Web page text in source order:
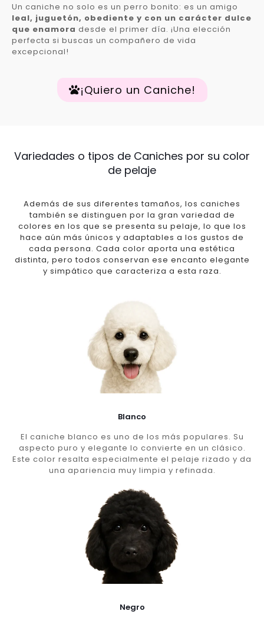
Un caniche no solo es un perro bonito: es un amigo
leal, juguetón, obediente y con un carácter dulce
que enamora desde el primer día. ¡Una elección
perfecta si buscas un compañero de vida
excepcional!
¡Quiero un Caniche!
Variedades o tipos de Caniches por su color
de pelaje
Además de sus diferentes tamaños, los caniches
también se distinguen por la gran variedad de
colores en los que se presenta su pelaje, lo que los
hace aún más únicos y adaptables a los gustos de
cada persona. Cada color aporta una estética
distinta, pero todos conservan ese encanto elegante
y simpático que caracteriza a esta raza.
Blanco
El caniche blanco es uno de los más populares. Su
aspecto puro y elegante lo convierte en un clásico.
Este color resalta especialmente el pelaje rizado y da
una apariencia muy limpia y refinada.
Negro